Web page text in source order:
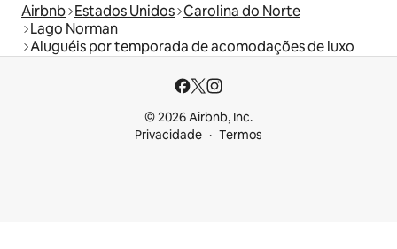
Airbnb Estados Unidos Carolina do Norte
Lago Norman
Aluguéis por temporada de acomodações de luxo
© 2026 Airbnb, Inc.
Privacidade
Termos